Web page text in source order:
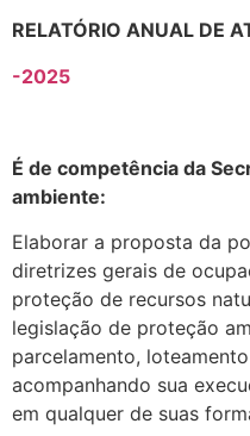
RELATÓRIO ANUAL DE
-2025
É de competência da
ambiente:
Elaborar a proposta da
diretrizes gerais de
proteção de recursos
legislação de proteção
parcelamento,
acompanhando sua
em qualquer de suas